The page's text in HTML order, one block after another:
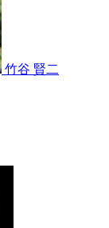
竹谷 賢二